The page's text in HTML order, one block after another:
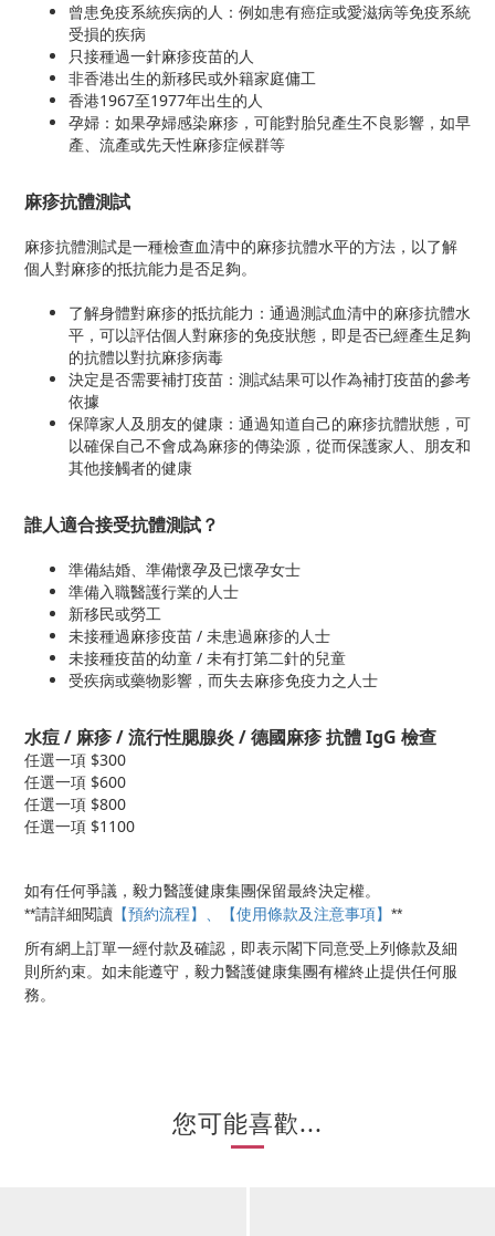
曾患免疫系統疾病的人：例如患有癌症或愛滋病等免疫系統
受損的疾病
只接種過一針麻疹疫苗的人
非香港出生的新移民或外籍家庭傭工
香港1967至1977年出生的人
孕婦：如果孕婦感染麻疹，可能對胎兒產生不良影響，如早
產、流產或先天性麻疹症候群等
麻疹抗體測試
麻疹抗體測試是一種檢查血清中的麻疹抗體水平的方法，以了解
個人對麻疹的抵抗能力是否足夠。
了解身體對麻疹的抵抗能力：通過測試血清中的麻疹抗體水
平，可以評估個人對麻疹的免疫狀態，即是否已經產生足夠
的抗體以對抗麻疹病毒
決定是否需要補打疫苗：測試結果可以作為補打疫苗的參考
依據
保障家人及朋友的健康：通過知道自己的麻疹抗體狀態，可
以確保自己不會成為麻疹的傳染源，從而保護家人、朋友和
其他接觸者的健康
誰人適合接受抗體測試？
準備結婚、準備懷孕及已懷孕女士
準備入職醫護行業的人士
新移民或勞工
未接種過麻疹疫苗 / 未患過麻疹的人士
未接種疫苗的幼童 / 未有打第二針的兒童
受疾病或藥物影響，而失去麻疹免疫力之人士
水痘 / 麻疹 / 流行性腮腺炎 / 德國麻疹 抗體 IgG 檢查
任選一項 $300
任選一項 $600
任選一項 $800
任選一項 $1100
如有任何爭議，毅力醫護健康集團保留最終決定權。
**請詳細閱讀 【預約流程】、【使用條款及注意事項】 **
所有網上訂單一經付款及確認，即表示閣下同意受上列條款及細
則所約束。如未能遵守，毅力醫護健康集團有權終止提供任何服
務。
您可能喜歡...